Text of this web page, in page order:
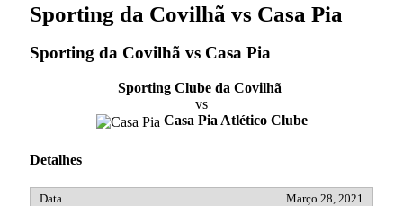
Sporting da Covilhã vs Casa Pia
Sporting da Covilhã vs Casa Pia
Sporting Clube da Covilhã
vs
Casa Pia Atlético Clube
Detalhes
Março 28, 2021